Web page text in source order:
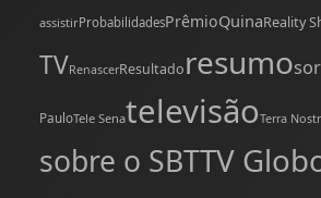
assistirProbabilidadesPrêmioQuinaReality
TVRenascerResultadoresumo
PauloTele SenatelevisãoTerra
sobre o SBTTV